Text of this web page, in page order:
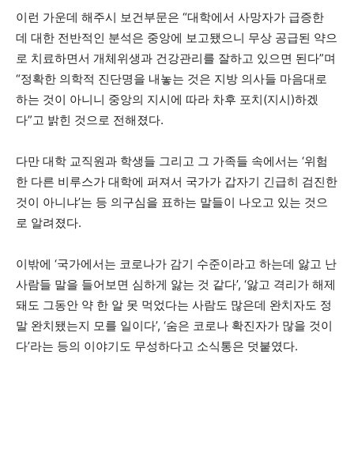
이런 가운데 해주시 보건부문은 “대학에서 사망자가 급증한
데 대한 전반적인 분석은 중앙에 보고됐으니 무상 공급된 약으
로 치료하면서 개체위생과 건강관리를 잘하고 있으면 된다”며
“정확한 의학적 진단명을 내놓는 것은 지방 의사들 마음대로
하는 것이 아니니 중앙의 지시에 따라 차후 포치(지시)하겠
다”고 밝힌 것으로 전해졌다.
다만 대학 교직원과 학생들 그리고 그 가족들 속에서는 ‘위험
한 다른 비루스가 대학에 퍼져서 국가가 갑자기 긴급히 검진한
것이 아니냐’는 등 의구심을 표하는 말들이 나오고 있는 것으
로 알려졌다.
이밖에 ‘국가에서는 코로나가 감기 수준이라고 하는데 앓고 난
사람들 말을 들어보면 심하게 앓는 것 같다’, ‘앓고 격리가 해제
돼도 그동안 약 한 알 못 먹었다는 사람도 많은데 완치자도 정
말 완치됐는지 모를 일이다’, ‘숨은 코로나 확진자가 많을 것이
다’라는 등의 이야기도 무성하다고 소식통은 덧붙였다.